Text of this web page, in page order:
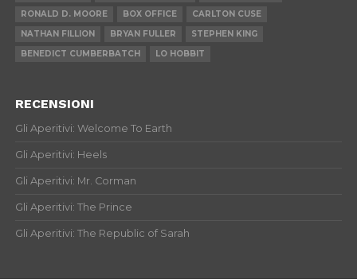
RONALD D. MOORE
BOX OFFICE
CARLTON CUSE
NATHAN FILLION
BRYAN FULLER
STEPHEN KING
BENEDICT CUMBERBATCH
LO HOBBIT
RECENSIONI
Gli Aperitivi: Welcome To Earth
Gli Aperitivi: Heels
Gli Aperitivi: Mr. Corman
Gli Aperitivi: The Prince
Gli Aperitivi: The Republic of Sarah